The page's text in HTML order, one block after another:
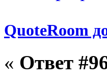
QuoteRoom
« Ответ